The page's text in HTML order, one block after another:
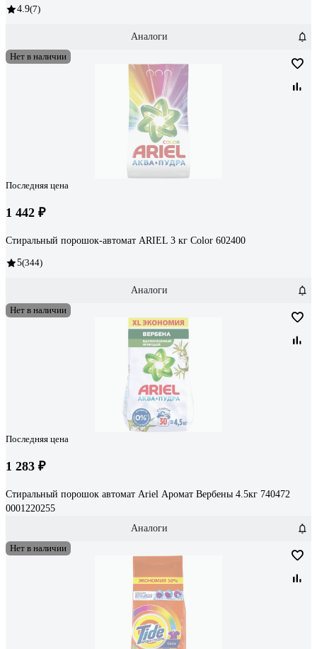
4.9(7)
Аналоги
Нет в наличии
Последняя цена
1 442 ₽
Стиральный порошок-автомат ARIEL 3 кг Color 602400
5(344)
Аналоги
Нет в наличии
Последняя цена
1 283 ₽
Стиральный порошок автомат Ariel Аромат Вербены 4.5кг 740472
0001220255
Аналоги
Нет в наличии